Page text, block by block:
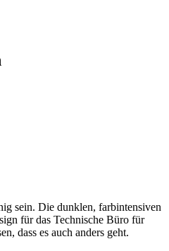
sein. Die dunklen, farbintensiven
für das Technische Büro für
dass es auch anders geht.